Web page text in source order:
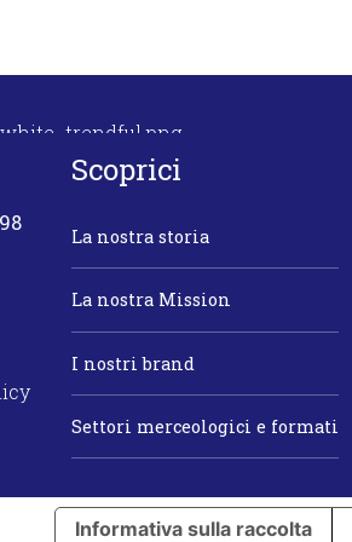
Scoprici
La nostra storia
La nostra Mission
I nostri brand
Settori merceologici e formati
Informativa sulla raccolta